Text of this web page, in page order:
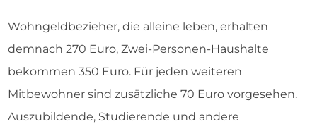
Wohngeldbezieher, die alleine leben, erhalten
demnach 270 Euro, Zwei-Personen-Haushalte
bekommen 350 Euro. Für jeden weiteren
Mitbewohner sind zusätzliche 70 Euro vorgesehen.
Auszubildende, Studierende und andere